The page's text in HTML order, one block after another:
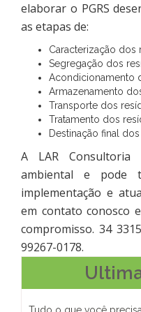
elaborar o PGRS
as etapas de:
Caracterização dos
Segregação dos
Acondicionamento
Armazenamento
Transporte dos
Tratamento dos
Destinação final
A LAR Consultoria
ambiental e pode
implementação e
em contato conosco
compromisso. 34
99267-0178.